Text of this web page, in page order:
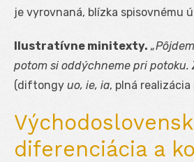
je vyrovnaná, blízka spisovnému
Ilustratívne minitexty.
potom si oddýchneme pri potoku.
(diftongy uo, ie, ia, plná realizácia
diferenciácia a